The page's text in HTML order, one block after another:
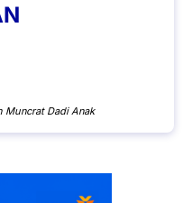
Muncrat Dadi Anak